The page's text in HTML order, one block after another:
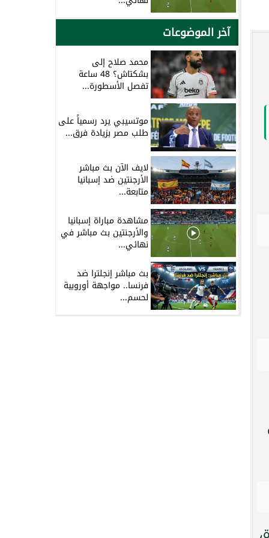
آخر الموضوعات
محمد صلاح إلى
بشكتاش؟ 48 ساعة
تفصل الأسطورة...
موتسيبي يرد رسمياً على
طلب مصر بزيادة فرق...
لايف الآن بث مباشر
الأرجنتين ضد إسبانيا
متابعة...
مشاهدة مباراة إسبانيا
والأرجنتين بث مباشر في
نهائي...
بث مباشر إنجلترا ضد
فرنسا.. مواجهة أوروبية
لحسم...